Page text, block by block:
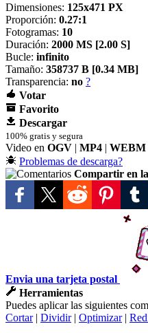
Dimensiones: 125x471 PX
Proporción: 0.27:1
Fotogramas: 10
Duración: 2000 MS [2.00 S]
Bucle: infinito
Tamaño: 358737 B [0.34 MB]
Transparencia: no ?
Votar
Favorito
Descargar
100% gratis y segura
Video en OGV | MP4 | WEBM
Problemas de descarga?
Compartir en
Envia una tarjeta postal
Herramientas
Puedes aplicar las siguientes
Cortar| Dividir| Optimizar|